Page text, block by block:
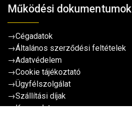
Működési dokumentumok
→Cégadatok
→Általános szerződési feltételek
→Adatvédelem
→Cookie tájékoztató
→Ügyfélszolgálat
→Szállítási díjak
→Kapcsolat